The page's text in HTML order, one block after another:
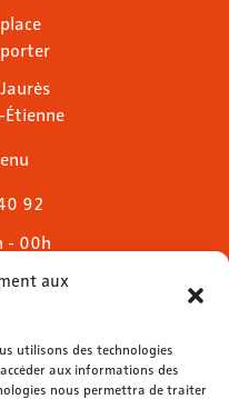
aux
utilisons des technologies
aux informations des
nous permettra de traiter
92
- 00h
- 00h